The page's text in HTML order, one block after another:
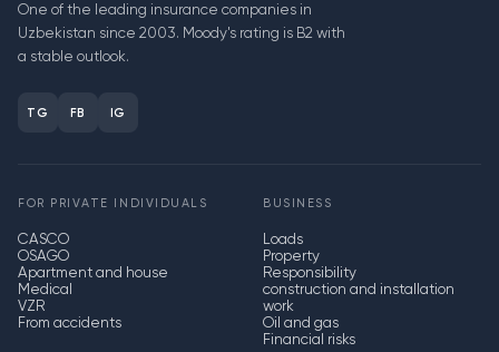
One of the leading insurance companies in
Uzbekistan since 2003. Moody's rating is B2 with
a stable outlook.
TG FB IG
FOR PRIVATE INDIVIDUALS
CASCO
OSAGO
Apartment and house
Medical
VZR
From accidents
BUSINESS
Loads
Property
Responsibility
construction and installation
work
Oil and gas
Financial risks